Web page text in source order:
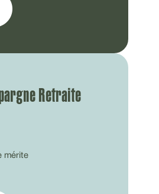
Retraite
mérite